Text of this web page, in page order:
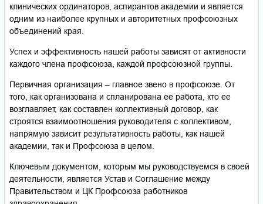
клинических ординаторов, аспирантов академии и является
одним из наиболее крупных и авторитетных профсоюзных
объединений края.
Успех и эффективность нашей работы зависят от активности
каждого члена профсоюза, каждой профсоюзной группы.
Первичная организация – главное звено в профсоюзе. От
того, как организована и спланирована ее работа, кто ее
возглавляет, как составлен коллективный договор, как
строятся взаимоотношения руководителя с коллективом,
напрямую зависит результативность работы, как нашей
академии, так и Профсоюза в целом.
Ключевым документом, которым мы руководствуемся в своей
деятельности, является Устав и Соглашение между
Правительством и ЦК Профсоюза работников